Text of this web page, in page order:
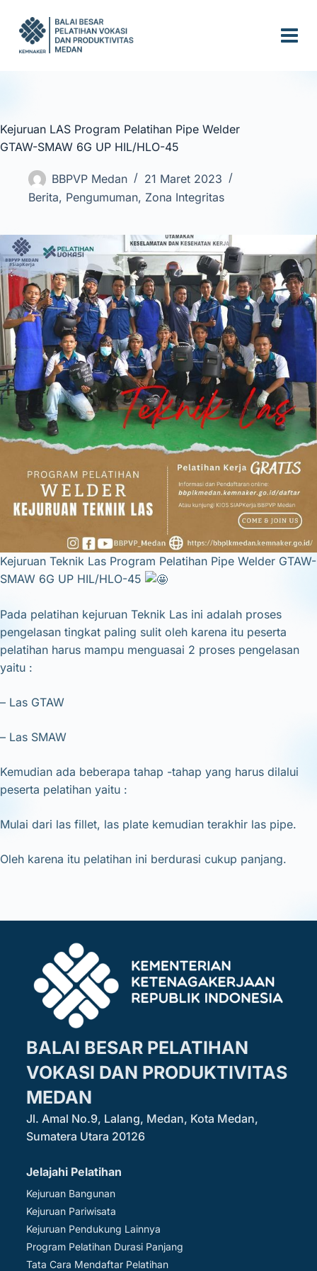
k
c
o
Kejuruan LAS Program Pelatihan Pipe Welder
GTAW-SMAW 6G UP HIL/HLO-45
BBPVP Medan
21 Maret 2023
Berita, Pengumuman, Zona Integritas
Kejuruan Teknik Las Program Pelatihan Pipe Welder GTAW-
SMAW 6G UP HIL/HLO-45
Pada pelatihan kejuruan Teknik Las ini adalah proses
pengelasan tingkat paling sulit oleh karena itu peserta
pelatihan harus mampu menguasai 2 proses pengelasan
yaitu :
– Las GTAW
– Las SMAW
Kemudian ada beberapa tahap -tahap yang harus dilalui
peserta pelatihan yaitu :
Mulai dari las fillet, las plate kemudian terakhir las pipe.
Oleh karena itu pelatihan ini berdurasi cukup panjang.
BALAI BESAR PELATIHAN
VOKASI DAN PRODUKTIVITAS
MEDAN
Jl. Amal No.9, Lalang, Medan, Kota Medan,
Sumatera Utara 20126
Jelajahi Pelatihan
Kejuruan Bangunan
Kejuruan Pariwisata
Kejuruan Pendukung Lainnya
Program Pelatihan Durasi Panjang
Tata Cara Mendaftar Pelatihan